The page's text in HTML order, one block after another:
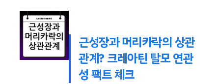
근성장과 머리카락의 상관
관계? 크레아틴 탈모 연관
성 팩트 체크